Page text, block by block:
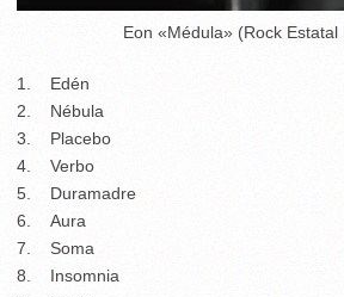
Eon «Médula» (Rock Estatal
1. Edén
2. Nébula
3. Placebo
4. Verbo
5. Duramadre
6. Aura
7. Soma
8. Insomnia